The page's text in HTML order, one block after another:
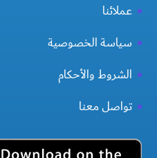
عملائنا
سياسة الخصوصية
الشروط والأحكام
تواصل معنا